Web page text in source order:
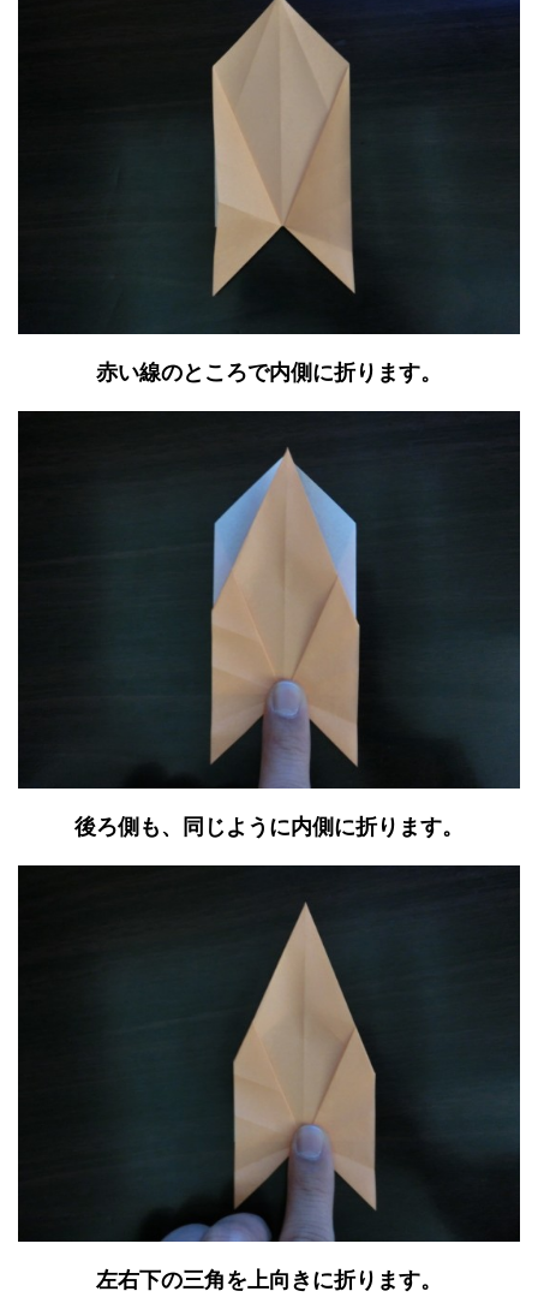
赤い線のところで内側に折ります。
後ろ側も、同じように内側に折ります。
左右下の三角を上向きに折ります。